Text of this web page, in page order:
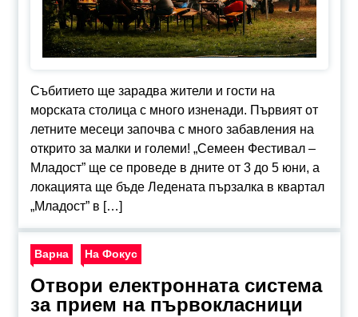
Събитието ще зарадва жители и гости на
морската столица с много изненади. Първият от
летните месеци започва с много забавления на
открито за малки и големи! „Семеен Фестивал –
Младост” ще се проведе в дните от 3 до 5 юни, а
локацията ще бъде Ледената пързалка в квартал
„Младост” в […]
Варна На Фокус
Отвори електронната система
за прием на първокласници